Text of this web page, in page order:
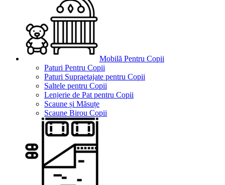
Mobilă Pentru Copii
Paturi Pentru Copii
Paturi Supraetajate pentru Copii
Saltele pentru Copii
Lenjerie de Pat pentru Copii
Scaune și Măsuțe
Scaune Birou Copii